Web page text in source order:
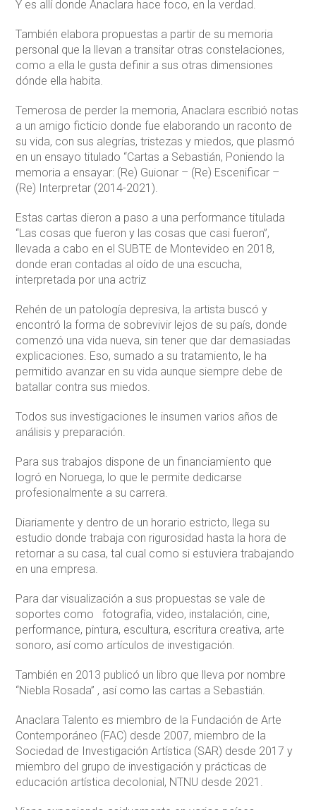
Y es allí donde Anaclara hace foco, en la verdad.
También elabora propuestas a partir de su memoria
personal que la llevan a transitar otras constelaciones,
como a ella le gusta definir a sus otras dimensiones
dónde ella habita.
Temerosa de perder la memoria, Anaclara escribió notas
a un amigo ficticio donde fue elaborando un raconto de
su vida, con sus alegrías, tristezas y miedos, que plasmó
en un ensayo titulado “Cartas a Sebastián, Poniendo la
memoria a ensayar: (Re) Guionar – (Re) Escenificar –
(Re) Interpretar (2014-2021).
Estas cartas dieron a paso a una performance titulada
“Las cosas que fueron y las cosas que casi fueron”,
llevada a cabo en el SUBTE de Montevideo en 2018,
donde eran contadas al oído de una escucha,
interpretada por una actriz
Rehén de un patología depresiva, la artista buscó y
encontró la forma de sobrevivir lejos de su país, donde
comenzó una vida nueva, sin tener que dar demasiadas
explicaciones. Eso, sumado a su tratamiento, le ha
permitido avanzar en su vida aunque siempre debe de
batallar contra sus miedos.
Todos sus investigaciones le insumen varios años de
análisis y preparación.
Para sus trabajos dispone de un financiamiento que
logró en Noruega, lo que le permite dedicarse
profesionalmente a su carrera.
Diariamente y dentro de un horario estricto, llega su
estudio donde trabaja con rigurosidad hasta la hora de
retornar a su casa, tal cual como si estuviera trabajando
en una empresa.
Para dar visualización a sus propuestas se vale de
soportes como fotografía, video, instalación, cine,
performance, pintura, escultura, escritura creativa, arte
sonoro, así como artículos de investigación.
También en 2013 publicó un libro que lleva por nombre
“Niebla Rosada” , así como las cartas a Sebastián.
Anaclara Talento es miembro de la Fundación de Arte
Contemporáneo (FAC) desde 2007, miembro de la
Sociedad de Investigación Artística (SAR) desde 2017 y
miembro del grupo de investigación y prácticas de
educación artística decolonial, NTNU desde 2021.